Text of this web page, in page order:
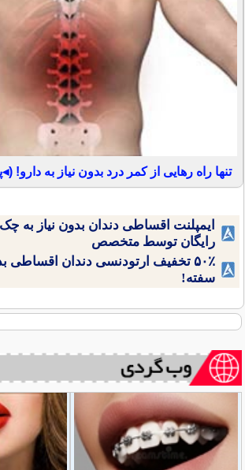
تنها راه رهایی از کمر درد بدون نیاز به دارو!
ایمپلنت اقساطی دندان بدون نیاز به
رایگان توسط متخصص
۵۰٪ تخفیف ارتودنسی دندان اقساطی
سفته!